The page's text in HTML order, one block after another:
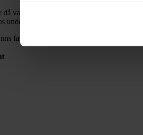
vanliga i
, och på hur många
under de senaste 12
fast bredband på adressen.